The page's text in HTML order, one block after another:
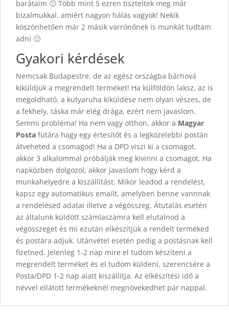
barátaim 🙂 Több mint 5 ezren tiszteltek meg már
bizalmukkal, amiért nagyon hálás vagyok! Nekik
köszönhetően már 2 másik varrónőnek is munkát tudtam
adni 🙂
Gyakori kérdések
Nemcsak Budapestre, de az egész országba bárhová
kiküldjük a megrendelt terméket! Ha külföldön laksz, az is
megoldható, a kutyaruha kiküldése nem olyan vészes, de
a fekhely, táska már elég drága, ezért nem javaslom.
Semmi probléma! Ha nem vagy otthon, akkor a Magyar
Posta futára hagy egy értesítőt és a legközelebbi postán
átveheted a csomagod! Ha a DPD viszi ki a csomagot,
akkor 3 alkalommal próbálják meg kivinni a csomagot. Ha
napközben dolgozol, akkor javaslom hogy kérd a
munkahelyedre a kiszállítást. Mikor leadod a rendelést,
kapsz egy automatikus emailt, amelyben benne vannnak
a rendelésed adatai illetve a végösszeg. Átutalás esetén
az általunk küldött számlaszámra kell elutalnod a
végösszeget és mi ezután elkészítjük a rendelt terméked
és postára adjuk. Utánvétel esetén pedig a postásnak kell
fizetned. Jelenleg 1-2 nap mire el tudom készíteni a
megrendelt terméket és el tudom küldeni, szerencsére a
Posta/DPD 1-2 nap alatt kiszállítja. Az elkészítési idő a
névvel ellátott termékeknél megnövekedhet pár nappal.